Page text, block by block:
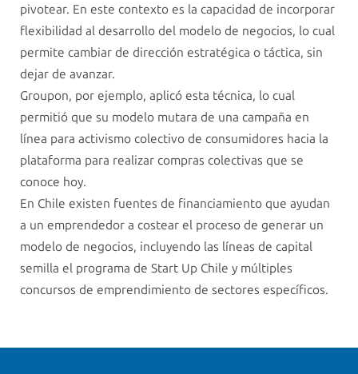
pivotear. En este contexto es la capacidad de incorporar
flexibilidad al desarrollo del modelo de negocios, lo cual
permite cambiar de dirección estratégica o táctica, sin
dejar de avanzar.
Groupon, por ejemplo, aplicó esta técnica, lo cual
permitió que su modelo mutara de una campaña en
línea para activismo colectivo de consumidores hacia la
plataforma para realizar compras colectivas que se
conoce hoy.
En Chile existen fuentes de financiamiento que ayudan
a un emprendedor a costear el proceso de generar un
modelo de negocios, incluyendo las líneas de capital
semilla el programa de Start Up Chile y múltiples
concursos de emprendimiento de sectores específicos.